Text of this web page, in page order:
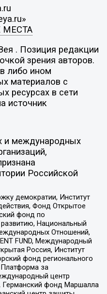
МЕСТА
. Позиция редакции
зрения авторов.
либо ином
материалов с
ресурсах в сети
источник
и международных
Российской
демократии, Институт
Фонд Открытое
фонд по
Национальный
Отношений,
FUND, Международный
Россия, Институт
фонд регионального
Платформа за
центр
Германский фонд Маршалла